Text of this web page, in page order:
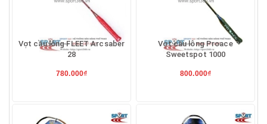
Vợt cầu lông FLEET Arcsaber
28
780.000₫
Vợt cầu lông Proace
Sweetspot 1000
800.000₫